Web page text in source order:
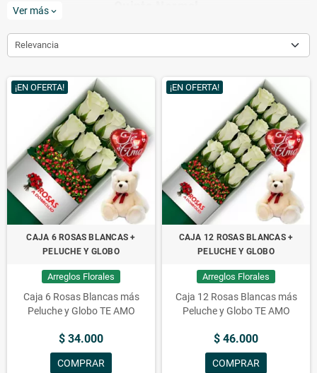
Quinta Normal.
Los mejores arreglos de flores para regalar están
enrosasadomicilio.clLa florería virtual de Chile, con más de 10 años
en el mercadorosasadomicilio.cl
ha entregado miles de arreglos
florales a domicilio dejando felices a nuestros clientes.
rosasadomicilio.clofrecemos la máxima calidad en flores y rosas.
Flores y rosas frescas importadas, arreglos florales realizados por los
mejores floristas de Chile, hermosos arreglos de flores para toda
ocasión. Flores para aniversarios, condolencias, amor, cumpleaños,
conquistas, nacimientos y mucho más.
Arreglos Florales a domicilio en Quinta Normal,
Envío de arreglos florales en Quinta Normal,
Flores a domicilio en Quinta Normal
Ver más expand_more
Relevancia
¡EN OFERTA!
CAJA 6 ROSAS BLANCAS +
PELUCHE Y GLOBO
Arreglos Florales
Caja 6 Rosas Blancas más
Peluche y Globo TE AMO
$ 34.000
COMPRAR
¡EN OFERTA!
CAJA 12 ROSAS BLANCAS +
PELUCHE Y GLOBO
Arreglos Florales
Caja 12 Rosas Blancas más
Peluche y Globo TE AMO
$ 46.000
COMPRAR